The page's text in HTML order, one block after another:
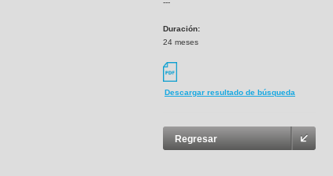
---
Duración:
24 meses
Descargar resultado de búsqueda
Regresar